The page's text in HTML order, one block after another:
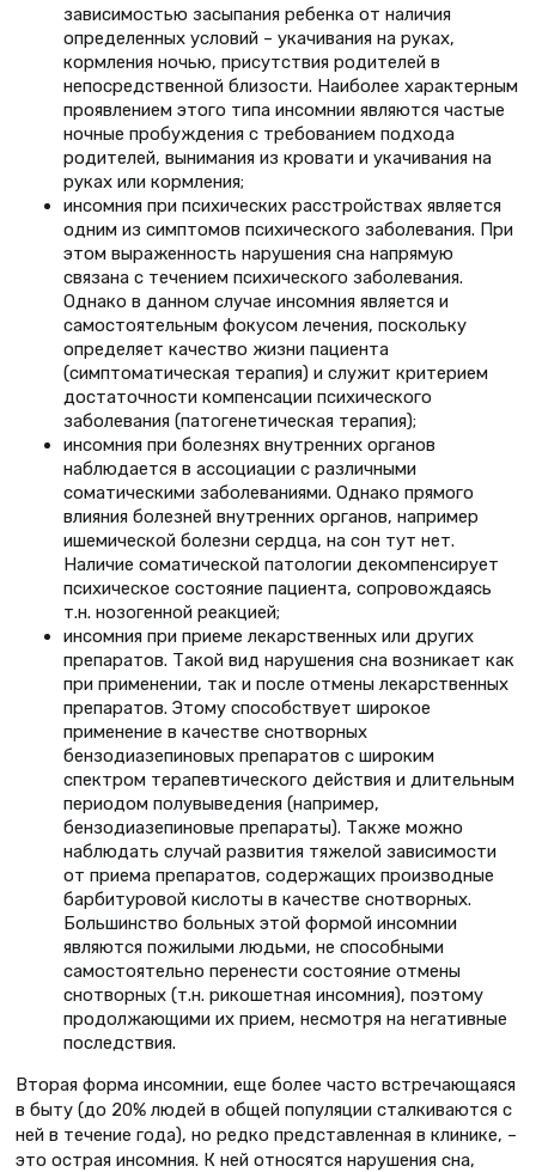
зависимостью засыпания ребенка от наличия
определенных условий – укачивания на руках,
кормления ночью, присутствия родителей в
непосредственной близости. Наиболее характерным
проявлением этого типа инсомнии являются частые
ночные пробуждения с требованием подхода
родителей, вынимания из кровати и укачивания на
руках или кормления;
инсомния при психических расстройствах является
одним из симптомов психического заболевания. При
этом выраженность нарушения сна напрямую
связана с течением психического заболевания.
Однако в данном случае инсомния является и
самостоятельным фокусом лечения, поскольку
определяет качество жизни пациента
(симптоматическая терапия) и служит критерием
достаточности компенсации психического
заболевания (патогенетическая терапия);
инсомния при болезнях внутренних органов
наблюдается в ассоциации с различными
соматическими заболеваниями. Однако прямого
влияния болезней внутренних органов, например
ишемической болезни сердца, на сон тут нет.
Наличие соматической патологии декомпенсирует
психическое состояние пациента, сопровождаясь
т.н. нозогенной реакцией;
инсомния при приеме лекарственных или других
препаратов. Такой вид нарушения сна возникает как
при применении, так и после отмены лекарственных
препаратов. Этому способствует широкое
применение в качестве снотворных
бензодиазепиновых препаратов с широким
спектром терапевтического действия и длительным
периодом полувыведения (например,
бензодиазепиновые препараты). Также можно
наблюдать случай развития тяжелой зависимости
от приема препаратов, содержащих производные
барбитуровой кислоты в качестве снотворных.
Большинство больных этой формой инсомнии
являются пожилыми людьми, не способными
самостоятельно перенести состояние отмены
снотворных (т.н. рикошетная инсомния), поэтому
продолжающими их прием, несмотря на негативные
последствия.
Вторая форма инсомнии, еще более часто встречающаяся
в быту (до 20% людей в общей популяции сталкиваются с
ней в течение года), но редко представленная в клинике, –
это острая инсомния. К ней относятся нарушения сна,